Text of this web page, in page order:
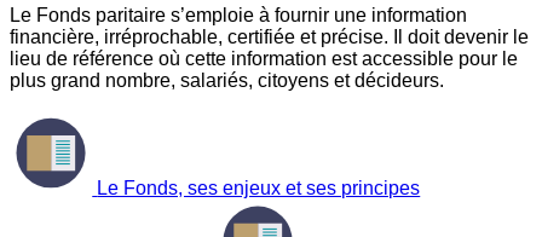
Le Fonds paritaire s’emploie à fournir une information
financière, irréprochable, certifiée et précise. Il doit devenir le
lieu de référence où cette information est accessible pour le
plus grand nombre, salariés, citoyens et décideurs.
Le Fonds, ses enjeux et ses principes